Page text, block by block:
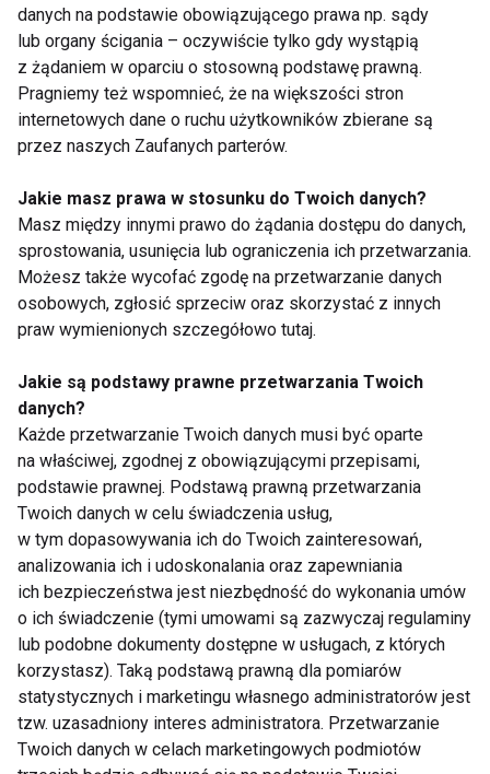
Piechotą do..zdrowia
Marsz Nordik Walking
Bartłomiej Marszałek-
jaki ojciec, taki syn!
Marsz dla Życia i
Spaceruj dla zdrowia
Nordic Walking dla
Ciebie
Pokaż więcej
danych na podstawie obowiązującego prawa np. sądy
lub organy ścigania – oczywiście tylko gdy wystąpią
z żądaniem w oparciu o stosowną podstawę prawną.
Pragniemy też wspomnieć, że na większości stron
internetowych dane o ruchu użytkowników zbierane są
przez naszych Zaufanych parterów.
Jakie masz prawa w stosunku do Twoich danych?
Masz między innymi prawo do żądania dostępu do danych,
sprostowania, usunięcia lub ograniczenia ich przetwarzania.
Możesz także wycofać zgodę na przetwarzanie danych
osobowych, zgłosić sprzeciw oraz skorzystać z innych
praw wymienionych szczegółowo tutaj.
Jakie są podstawy prawne przetwarzania Twoich
danych?
Każde przetwarzanie Twoich danych musi być oparte
na właściwej, zgodnej z obowiązującymi przepisami,
podstawie prawnej. Podstawą prawną przetwarzania
Twoich danych w celu świadczenia usług,
w tym dopasowywania ich do Twoich zainteresowań,
analizowania ich i udoskonalania oraz zapewniania
ich bezpieczeństwa jest niezbędność do wykonania umów
o ich świadczenie (tymi umowami są zazwyczaj regulaminy
lub podobne dokumenty dostępne w usługach, z których
korzystasz). Taką podstawą prawną dla pomiarów
statystycznych i marketingu własnego administratorów jest
tzw. uzasadniony interes administratora. Przetwarzanie
Twoich danych w celach marketingowych podmiotów